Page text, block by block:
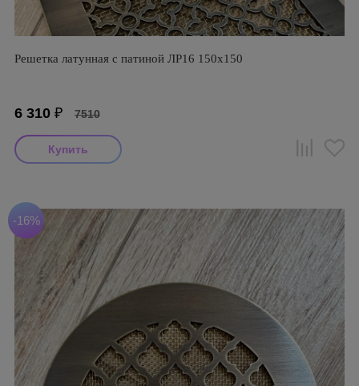
Решетка латунная с патиной ЛР16 150х150
6 310 ₽ 7510
-16%